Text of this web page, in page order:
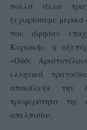
πολλά άλλα
ξεχωρίσουμε
που άφησαν
Κυριακή», η
«Οδός
ελληνικά
αποκάλυψε την
τρυφερότητα της
απελπισίας.